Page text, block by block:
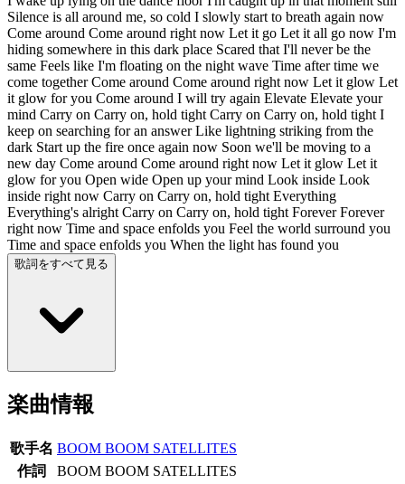
Silence is all around me, so cold I slowly start to breath again now
Come around Come around right now Let it go Let it all go now I'm
hiding somewhere in this dark place Scared that I'll never be the
same Feels like I'm floating on the night wave Time after time we
come together Come around Come around right now Let it glow Let
it glow for you Come around I will try again Elevate Elevate your
mind Carry on Carry on, hold tight Carry on Carry on, hold tight I
keep on searching for an answer Like lightning striking from the
dark Start up the fire once again now Soon we'll be moving to a
new day Come around Come around right now Let it glow Let it
glow for you Open wide Open up your mind Look inside Look
inside right now Carry on Carry on, hold tight Everything
Everything's alright Carry on Carry on, hold tight Forever Forever
right now Time and space enfolds you Feel the world surround you
Time and space enfolds you When the light has found you
歌詞をすべて見る
楽曲情報
歌手名 BOOM BOOM SATELLITES
作詞
BOOM BOOM SATELLITES